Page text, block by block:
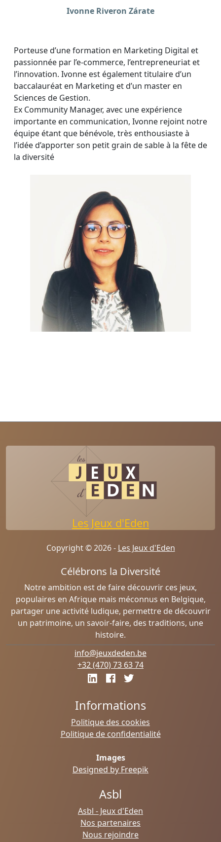
Ivonne Riveron Zárate
Porteuse d’une formation en Marketing Digital et
passionnée par l’e-commerce, l’entrepreneuriat et
l’innovation. Ivonne est également titulaire d’un
baccalauréat en Marketing et d’un master en
Sciences de Gestion.
Ex Community Manager, avec une expérience
importante en communication, Ivonne rejoint notre
équipe étant que bénévole, très enthousiaste à
l’idée d’apporter son petit grain de sable à la fête de
la diversité
Les Jeux d'Eden
Copyright © 2026 - Les Jeux d'Eden
Célébrons la Diversité
Notre ambition est de faire découvrir ces jeux,
populaires en Afrique mais méconnus en Belgique,
partager une activité ludique, permettre de découvrir
un patrimoine, un savoir-faire, des traditions, une
histoire.
info@jeuxdeden.be
+32 (470) 73 63 74
Informations
Politique des cookies
Politique de confidentialité
Images
Designed by Freepik
Asbl
Asbl - Jeux d'Eden
Nos partenaires
Nous rejoindre